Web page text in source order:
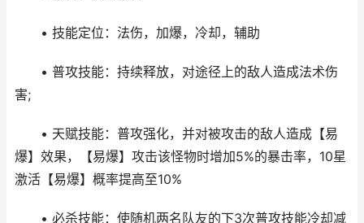
• 技能定位：法伤，加爆，冷却，辅助
• 普攻技能：持续释放，对途径上的敌人造成法术伤
害;
• 天赋技能：普攻强化，并对被攻击的敌人造成【易
爆】效果，【易爆】攻击该怪物时增加5%的暴击率，10星
激活【易爆】概率提高至10%
• 必杀技能：使随机两名队友的下3次普攻技能冷却减